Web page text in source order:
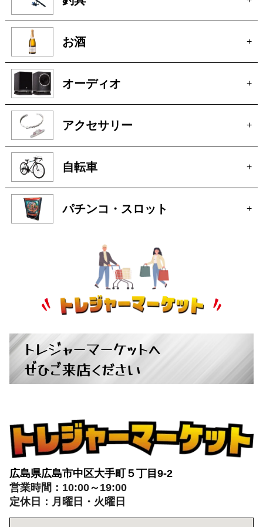
お酒 +
オーディオ +
アクセサリー +
自転車 +
パチンコ・スロット +
トレジャーマーケットへ
ぜひご来店ください
広島県広島市中区大手町５丁目9-2
営業時間：10:00～19:00
定休日：月曜日・火曜日